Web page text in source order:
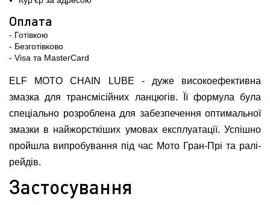
Оплата
- Готівкою
- Безготівково
- Visa та MasterCard
ELF MOTO CHAIN LUBE - дуже високоефективна
змазка для трансмісійних ланцюгів. Її формула була
спеціально розроблена для забезпечення оптимальної
змазки в найжорсткіших умовах експлуатації. Успішно
пройшла випробування під час Мото Гран-Прі та ралі-
рейдів.
Застосування